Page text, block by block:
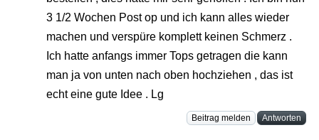
3 1/2 Wochen Post op und ich kann alles wieder
machen und verspüre komplett keinen Schmerz .
Ich hatte anfangs immer Tops getragen die kann
man ja von unten nach oben hochziehen , das ist
echt eine gute Idee . Lg
Beitrag melden Antworten